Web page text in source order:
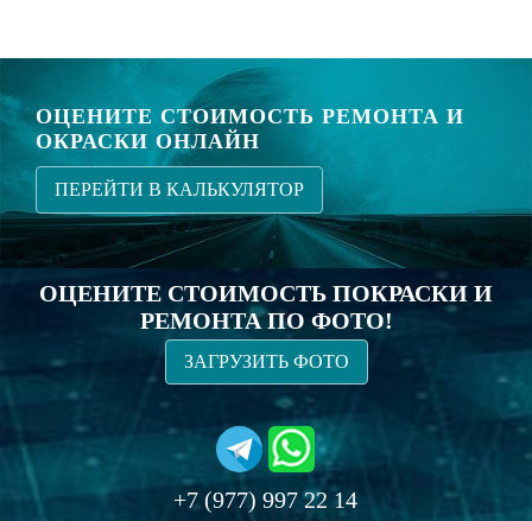
ОЦЕНИТЕ СТОИМОСТЬ РЕМОНТА И
ОКРАСКИ ОНЛАЙН
ПЕРЕЙТИ В КАЛЬКУЛЯТОР
ОЦЕНИТЕ СТОИМОСТЬ ПОКРАСКИ И
РЕМОНТА ПО ФОТО!
ЗАГРУЗИТЬ ФОТО
+7 (977) 997 22 14